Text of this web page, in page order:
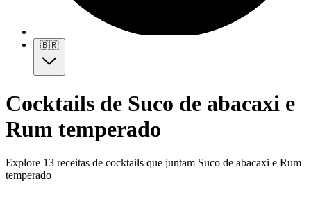
🇧🇷
Cocktails de Suco de abacaxi e
Rum temperado
Explore 13 receitas de cocktails que juntam Suco de abacaxi e Rum
temperado